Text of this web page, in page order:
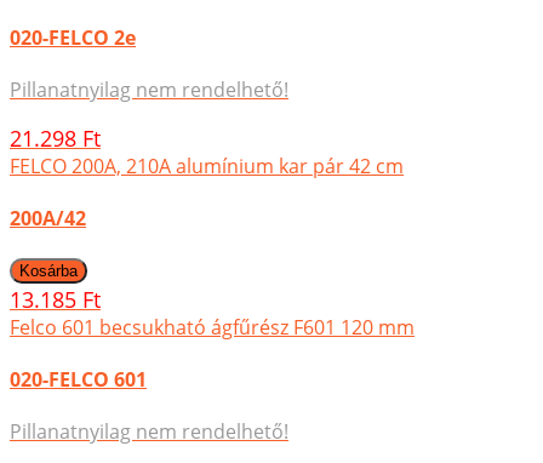
020-FELCO 2e
Pillanatnyilag nem rendelhető!
21.298 Ft
FELCO 200A, 210A alumínium kar pár 42 cm
200A/42
13.185 Ft
Felco 601 becsukható ágfűrész F601 120 mm
020-FELCO 601
Pillanatnyilag nem rendelhető!